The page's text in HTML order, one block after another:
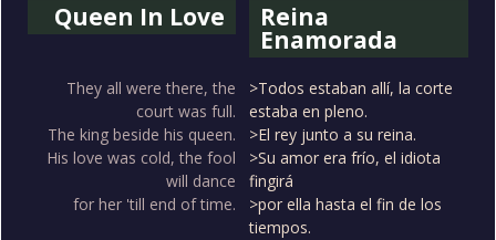
Queen In Love Reina
Enamorada
They all were there, the
court was full.
The king beside his queen.
His love was cold, the fool
will dance
for her 'till end of time.
>Todos estaban allí, la corte
estaba en pleno.
>El rey junto a su reina.
>Su amor era frío, el idiota
fingirá
>por ella hasta el fin de los
tiempos.